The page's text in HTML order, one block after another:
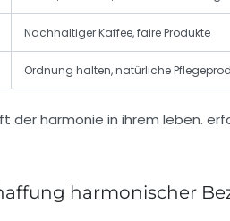
Nachhaltiger Kaffee, faire Produkte
Ordnung halten, natürliche
harmonischer